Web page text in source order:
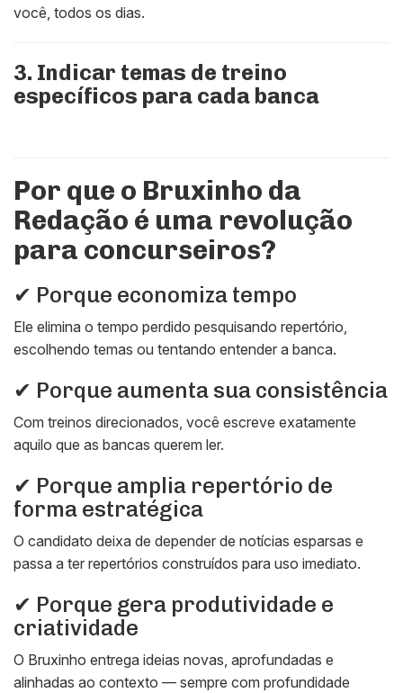
você, todos os dias.
3. Indicar temas de treino
específicos para cada banca
Por que o Bruxinho da
Redação é uma revolução
para concurseiros?
✔ Porque economiza tempo
Ele elimina o tempo perdido pesquisando repertório,
escolhendo temas ou tentando entender a banca.
✔ Porque aumenta sua consistência
Com treinos direcionados, você escreve exatamente
aquilo que as bancas querem ler.
✔ Porque amplia repertório de
forma estratégica
O candidato deixa de depender de notícias esparsas e
passa a ter repertórios construídos para uso imediato.
✔ Porque gera produtividade e
criatividade
O Bruxinho entrega ideias novas, aprofundadas e
alinhadas ao contexto — sempre com profundidade